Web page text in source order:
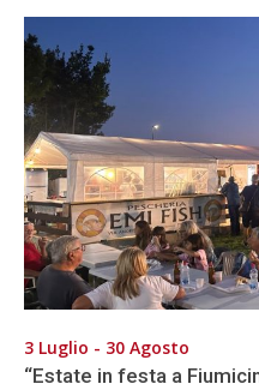
3 Luglio - 30 Agosto
“Estate in festa a